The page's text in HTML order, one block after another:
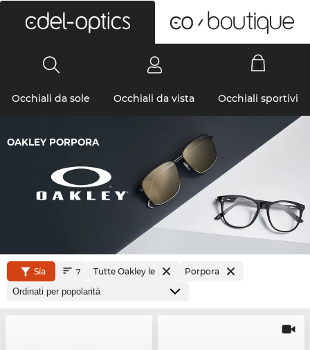
Occhiali da sole Occhiali da vista Occhiali sportivi
OAKLEY PORPORA
Sía 7 Tutte Oakley le Porpora